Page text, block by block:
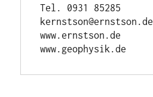
Tel. 0931 85285
kernstson@ernstson.de
www.ernstson.de
www.geophysik.de